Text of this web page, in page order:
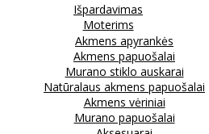
Išpardavimas
Moterims
Akmens apyrankės
Akmens papuošalai
Murano stiklo auskarai
Natūralaus akmens papuošalai
Akmens vėriniai
Murano papuošalai